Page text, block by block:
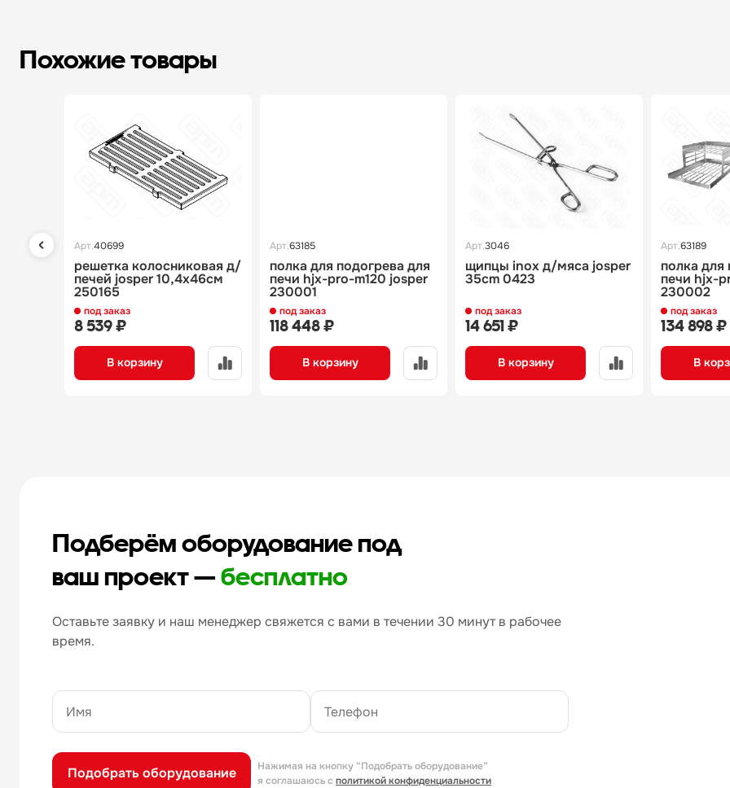
Похожие товары
Арт.40699
решетка колосниковая д/
печей josper 10,4x46см
250165
под заказ
8 539 ₽
В корзину
Арт.63185
полка для подогрева для
печи hjx-pro-m120 josper
230001
под заказ
118 448 ₽
В корзину
Арт.3046
щипцы inox д/мяса josper
35cm 0423
под заказ
14 651 ₽
В корзину
Арт.63189
полка для
печи hjx-
230002
под заказ
134 898 ₽
В
Подберём оборудование под
ваш проект —бесплатно
Оставьте заявку и наш менеджер свяжется с вами в течении 30 минут в рабочее
время.
Подобрать оборудование
Нажимая на кнопку “Подобрать оборудование”
я соглашаюсь с политикой конфиденциальности